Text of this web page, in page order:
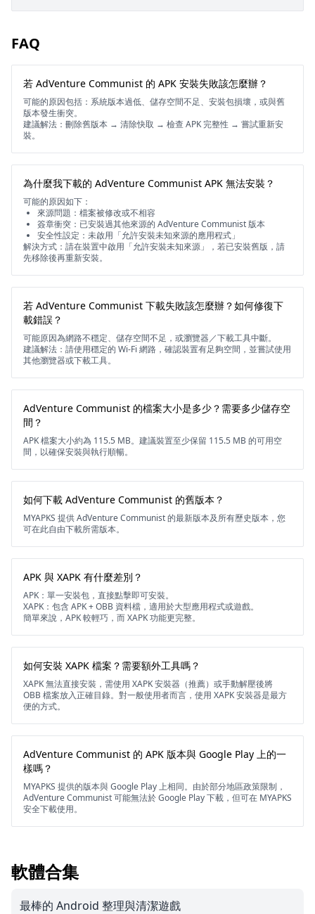
FAQ
若 AdVenture Communist 的 APK 安裝失敗該怎麼辦？
可能的原因包括：系統版本過低、儲存空間不足、安裝包損壞，或與舊
版本發生衝突。
建議解法：刪除舊版本 → 清除快取 → 檢查 APK 完整性 → 嘗試重新安
裝。
為什麼我下載的 AdVenture Communist APK 無法安裝？
可能的原因如下：
來源問題：檔案被修改或不相容
簽章衝突：已安裝過其他來源的 AdVenture Communist 版本
安全性設定：未啟用「允許安裝未知來源的應用程式」
解決方式：請在裝置中啟用「允許安裝未知來源」，若已安裝舊版，請
先移除後再重新安裝。
若 AdVenture Communist 下載失敗該怎麼辦？如何修復下
載錯誤？
可能原因為網路不穩定、儲存空間不足，或瀏覽器／下載工具中斷。
建議解法：請使用穩定的 Wi-Fi 網路，確認裝置有足夠空間，並嘗試使用
其他瀏覽器或下載工具。
AdVenture Communist 的檔案大小是多少？需要多少儲存空
間？
APK 檔案大小約為 115.5 MB。建議裝置至少保留 115.5 MB 的可用空
間，以確保安裝與執行順暢。
如何下載 AdVenture Communist 的舊版本？
MYAPKS 提供 AdVenture Communist 的最新版本及所有歷史版本，您
可在此自由下載所需版本。
APK 與 XAPK 有什麼差別？
APK：單一安裝包，直接點擊即可安裝。
XAPK：包含 APK + OBB 資料檔，適用於大型應用程式或遊戲。
簡單來說，APK 較輕巧，而 XAPK 功能更完整。
如何安裝 XAPK 檔案？需要額外工具嗎？
XAPK 無法直接安裝，需使用 XAPK 安裝器（推薦）或手動解壓後將
OBB 檔案放入正確目錄。對一般使用者而言，使用 XAPK 安裝器是最方
便的方式。
AdVenture Communist 的 APK 版本與 Google Play 上的一
樣嗎？
MYAPKS 提供的版本與 Google Play 上相同。由於部分地區政策限制，
AdVenture Communist 可能無法於 Google Play 下載，但可在 MYAPKS
安全下載使用。
軟體合集
最棒的 Android 整理與清潔遊戲